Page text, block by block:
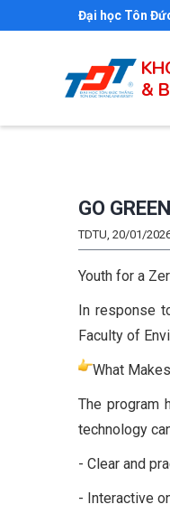
Đại học Tôn
&
GO
TDTU, 20/01/
Youth for a
In response
Faculty of
What
The program
technology
- Clear and
- Interactive